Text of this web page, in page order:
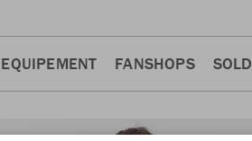
EQUIPEMENT FANSHOPS